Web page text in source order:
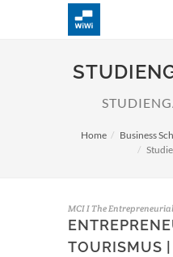
Home Business
MCI I The
TOURISMUS